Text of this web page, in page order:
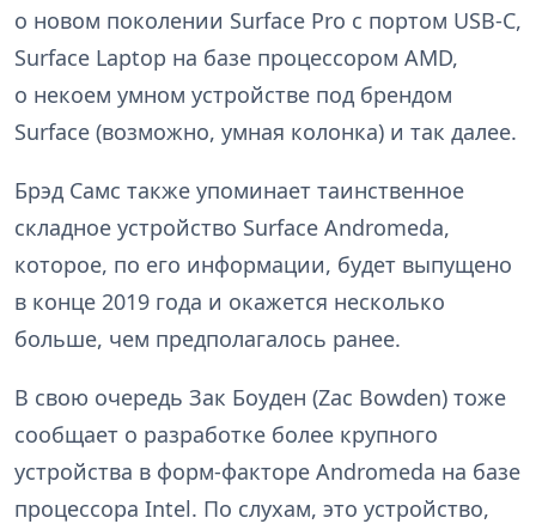
о новом поколении Surface Pro с портом USB-C,
Surface Laptop на базе процессором AMD,
о некоем умном устройстве под брендом
Surface (возможно, умная колонка) и так далее.
Брэд Самс также упоминает таинственное
складное устройство Surface Andromeda,
которое, по его информации, будет выпущено
в конце 2019 года и окажется несколько
больше, чем предполагалось ранее.
В свою очередь Зак Боуден (Zac Bowden) тоже
сообщает о разработке более крупного
устройства в форм-факторе Andromeda на базе
процессора Intel. По слухам, это устройство,